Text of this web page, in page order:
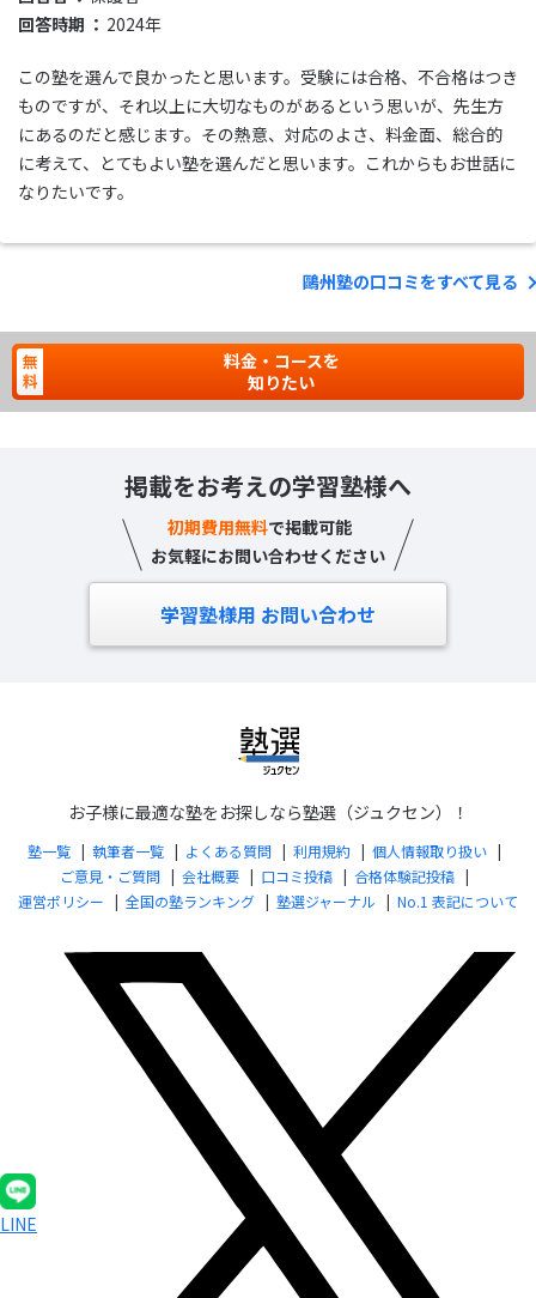
回答時期
2024年
この塾を選んで良かったと思います。受験には合格、不合格はつき
ものですが、それ以上に大切なものがあるという思いが、先生方
にあるのだと感じます。その熱意、対応のよさ、料金面、総合的
に考えて、とてもよい塾を選んだと思います。これからもお世話に
なりたいです。
鷗州塾の口コミをすべて見る
料金・コースを
知りたい
掲載をお考えの学習塾様へ
初期費用無料で掲載可能
お気軽にお問い合わせください
学習塾様用 お問い合わせ
お子様に最適な塾をお探しなら塾選（ジュクセン）！
塾一覧 執筆者一覧 よくある質問 利用規約
個人情報取り扱い
ご意見・ご質問
会社概要 口コミ投稿
合格体験記投稿
運営ポリシー
全国の塾ランキング 塾選ジャーナル No.1 表記について
LINE